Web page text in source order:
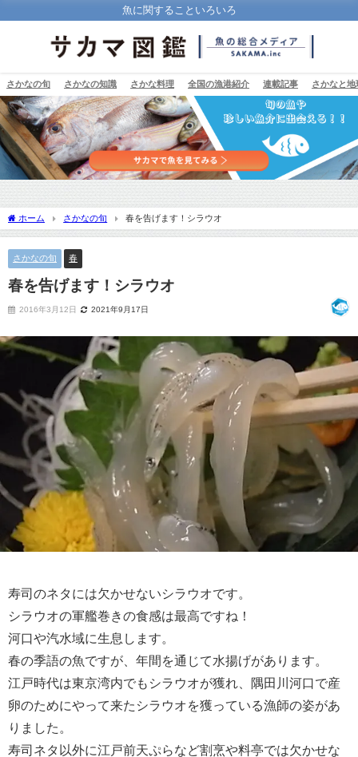
魚に関することいろいろ
さかなの旬 さかなの知識 さかな料理 全国の漁港紹介 連載記事 さかなと地
ホーム さかなの旬 春を告げます！シラウオ
さかなの旬 春
春を告げます！シラウオ
2016年3月12日 2021年9月17日
寿司のネタには欠かせないシラウオです。
シラウオの軍艦巻きの食感は最高ですね！
河口や汽水域に生息します。
春の季語の魚ですが、年間を通じて水揚げがあります。
江戸時代は東京湾内でもシラウオが獲れ、隅田川河口で産
卵のためにやって来たシラウオを獲っている漁師の姿があ
りました。
寿司ネタ以外に江戸前天ぷらなど割烹や料亭では欠かせな